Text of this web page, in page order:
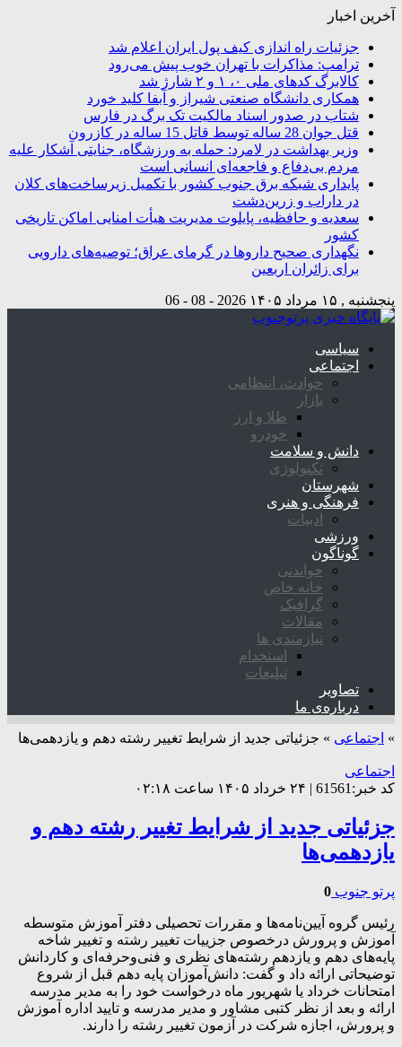
آخرین اخبار
جزئیات راه اندازی کیف پول ایران اعلام شد
ترامپ: مذاکرات با تهران خوب پیش می‌رود
کالابرگ کدهای ملی ۰، ۱ و ۲ شارژ شد
همکاری دانشگاه صنعتی شیراز و آبفا کلید خورد
شتاب در صدور اسناد مالکیت تک برگ در فارس
قتل جوان 28 ساله توسط قاتل 15 ساله در کازرون
وزیر بهداشت در لامرد: حمله به ورزشگاه، جنایتی آشکار علیه
مردم بی‌دفاع و فاجعه‌ای انسانی است
پایداری شبکه برق جنوب کشور با تکمیل زیرساخت‌های کلان
در داراب و زرین‌دشت
سعدیه و حافظیه، پایلوت مدیریت هیأت امنایی اماکن تاریخی
کشور
نگهداری صحیح داروها در گرمای عراق؛ توصیه‌های دارویی
برای زائران اربعین
پنجشنبه , ۱۵ مرداد ۱۴۰۵ 2026 - 08 - 06
سیاسی
اجتماعی
حوادث، انتظامی
بازار
طلا و ارز
خودرو
دانش و سلامت
تکنولوژی
شهرستان
فرهنگی و هنری
ادبیات
ورزشی
گوناگون
خواندنی
خانه خاص
گرافیک
مقالات
نیازمندی ها
استخدام
تبلیغات
تصاویر
درباره‌ی ما
» اجتماعی » جزئیاتی جدید از شرایط تغییر رشته دهم و یازدهمی‌ها
اجتماعی
کد خبر:61561 | ۲۴ خرداد ۱۴۰۵ ساعت ۰۲:۱۸
جزئیاتی جدید از شرایط تغییر رشته دهم و
یازدهمی‌ها
پرتو جنوب 0
رئیس گروه آیین‌نامه‌ها و مقررات تحصیلی دفتر آموزش متوسطه
آموزش و پرورش درخصوص جزییات تغییر رشته و تغییر شاخه
پایه‌های دهم و یازدهم رشته‌های نظری و فنی‌وحرفه‌ای و کاردانش
توضیحاتی ارائه داد و گفت: دانش‌آموزان پایه دهم قبل از شروع
امتحانات خرداد یا شهریور ماه درخواست خود را به مدیر مدرسه
ارائه و بعد از نظر کتبی مشاور و مدیر مدرسه و تایید اداره آموزش
و پرورش، اجازه شرکت در آزمون تغییر رشته را دارند.